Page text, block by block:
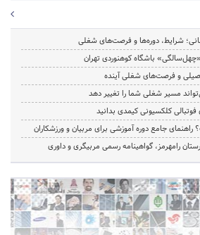
شرایط، دوره‌ها و فرصت‌های شغلی
باشگاه کوهنوردی تهران
و فرصت‌های شغلی آینده
مسیر شغلی شما را تغییر دهد
فوتبالی کلکسیونی کیمدی بدانید
جامع دوره آموزشی برای مربیان و ورزشکاران
رامهرمز، گواهینامه رسمی مربیگری و داوری